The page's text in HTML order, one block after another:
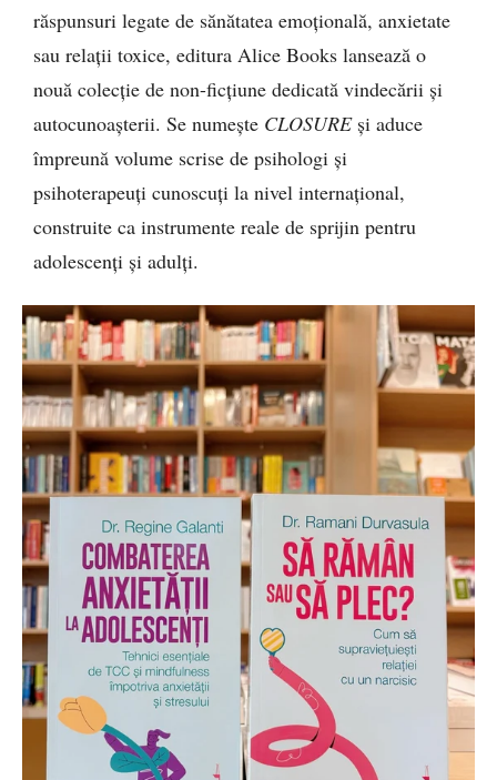
răspunsuri legate de sănătatea emoțională, anxietate
sau relații toxice, editura Alice Books lansează o
nouă colecție de non-ficțiune dedicată vindecării și
autocunoașterii. Se numește CLOSUREși aduce
împreună volume scrise de psihologi și
psihoterapeuți cunoscuți la nivel internațional,
construite ca instrumente reale de sprijin pentru
adolescenți și adulți.